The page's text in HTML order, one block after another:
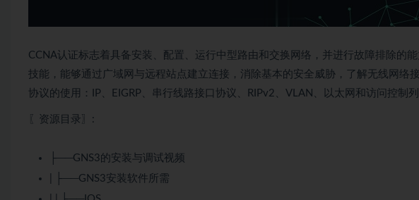
CCNA认证标志着具备安装、配置、运行中型路由和交换网络，并进行故障排除的
技能，能够通过广域网与远程站点建立连接，消除基本的安全威胁，了解无线网络
协议的使用：IP、EIGRP、串行线路接口协议、RIPv2、VLAN、以太网和访问控制列
〖资源目录〗:
├──GNS3的安装与调试视频
| ├──GNS3安装软件所需